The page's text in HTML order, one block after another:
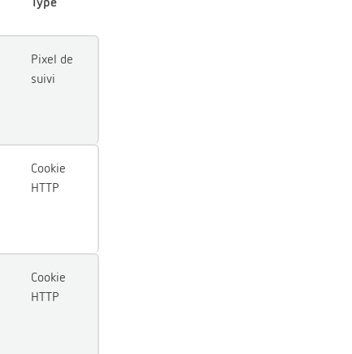
Pixel de
suivi
Cookie
HTTP
Cookie
HTTP